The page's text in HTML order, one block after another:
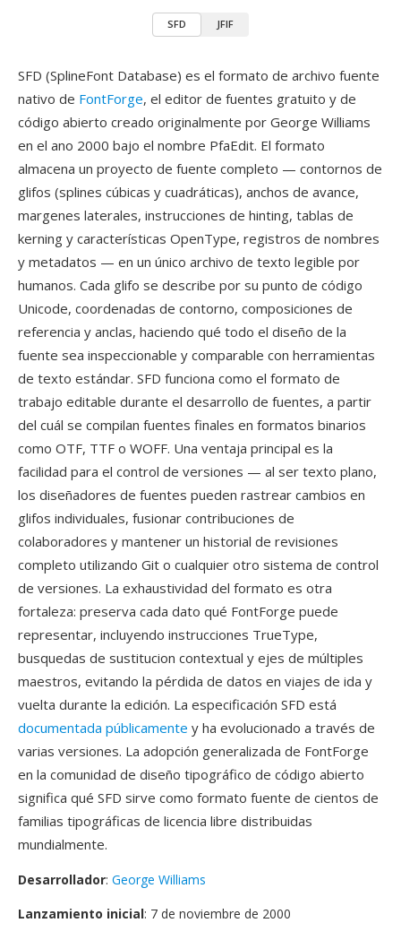
SFD JFIF
SFD (SplineFont Database) es el formato de archivo fuente
nativo de FontForge, el editor de fuentes gratuito y de
código abierto creado originalmente por George Williams
en el ano 2000 bajo el nombre PfaEdit. El formato
almacena un proyecto de fuente completo — contornos de
glifos (splines cúbicas y cuadráticas), anchos de avance,
margenes laterales, instrucciones de hinting, tablas de
kerning y características OpenType, registros de nombres
y metadatos — en un único archivo de texto legible por
humanos. Cada glifo se describe por su punto de código
Unicode, coordenadas de contorno, composiciones de
referencia y anclas, haciendo qué todo el diseño de la
fuente sea inspeccionable y comparable con herramientas
de texto estándar. SFD funciona como el formato de
trabajo editable durante el desarrollo de fuentes, a partir
del cuál se compilan fuentes finales en formatos binarios
como OTF, TTF o WOFF. Una ventaja principal es la
facilidad para el control de versiones — al ser texto plano,
los diseñadores de fuentes pueden rastrear cambios en
glifos individuales, fusionar contribuciones de
colaboradores y mantener un historial de revisiones
completo utilizando Git o cualquier otro sistema de control
de versiones. La exhaustividad del formato es otra
fortaleza: preserva cada dato qué FontForge puede
representar, incluyendo instrucciones TrueType,
busquedas de sustitucion contextual y ejes de múltiples
maestros, evitando la pérdida de datos en viajes de ida y
vuelta durante la edición. La especificación SFD está
documentada públicamente y ha evolucionado a través de
varias versiones. La adopción generalizada de FontForge
en la comunidad de diseño tipográfico de código abierto
significa qué SFD sirve como formato fuente de cientos de
familias tipográficas de licencia libre distribuidas
mundialmente.
Desarrollador: George Williams
Lanzamiento inicial: 7 de noviembre de 2000